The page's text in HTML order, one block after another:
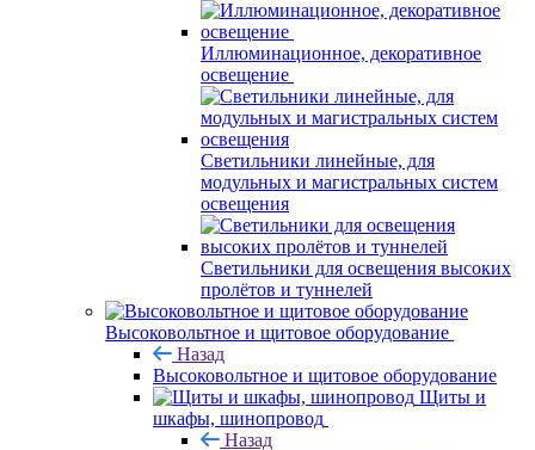
Иллюминационное, декоративное
освещение
Светильники линейные, для
модульных и магистральных систем
освещения
Светильники для освещения высоких
пролётов и туннелей
Высоковольтное и щитовое оборудование
Назад
Высоковольтное и щитовое оборудование
Щиты и
шкафы, шинопровод
Назад